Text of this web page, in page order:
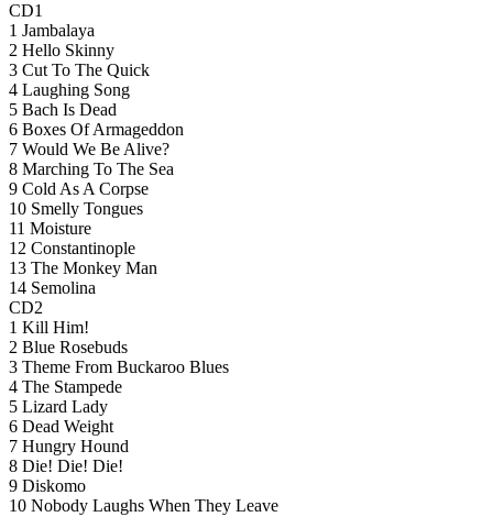
CD1
1 Jambalaya
2 Hello Skinny
3 Cut To The Quick
4 Laughing Song
5 Bach Is Dead
6 Boxes Of Armageddon
7 Would We Be Alive?
8 Marching To The Sea
9 Cold As A Corpse
10 Smelly Tongues
11 Moisture
12 Constantinople
13 The Monkey Man
14 Semolina
CD2
1 Kill Him!
2 Blue Rosebuds
3 Theme From Buckaroo Blues
4 The Stampede
5 Lizard Lady
6 Dead Weight
7 Hungry Hound
8 Die! Die! Die!
9 Diskomo
10 Nobody Laughs When They Leave